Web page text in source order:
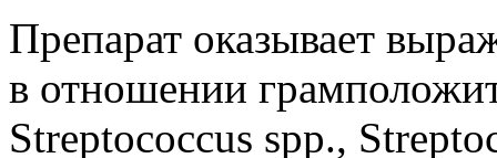
Препарат оказывает
в отношении
Streptococcus spp.,